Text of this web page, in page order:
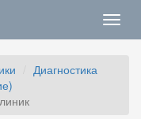
Диагностика